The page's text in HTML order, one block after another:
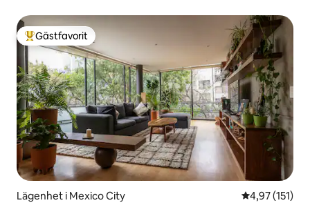
Populär gästfavorit
Gästfavorit
Lägenhet i Mexico City 4,97 av 5 i
4,97 (151)